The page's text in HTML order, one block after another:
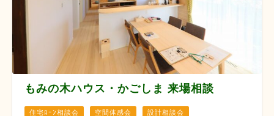
もみの木ハウス・かごしま 来場相談
住宅ﾛｰﾝ相談会 空間体感会 設計相談会